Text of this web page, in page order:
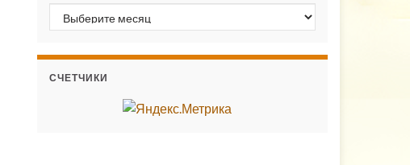
Архивы
СЧЕТЧИКИ